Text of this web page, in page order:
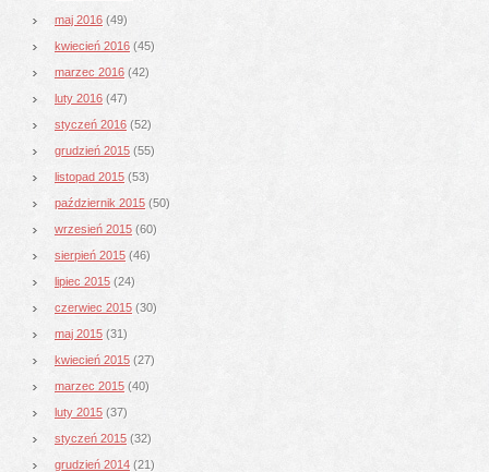
maj 2016 (49)
kwiecień 2016 (45)
marzec 2016 (42)
luty 2016 (47)
styczeń 2016 (52)
grudzień 2015 (55)
listopad 2015 (53)
październik 2015 (50)
wrzesień 2015 (60)
sierpień 2015 (46)
lipiec 2015 (24)
czerwiec 2015 (30)
maj 2015 (31)
kwiecień 2015 (27)
marzec 2015 (40)
luty 2015 (37)
styczeń 2015 (32)
grudzień 2014 (21)